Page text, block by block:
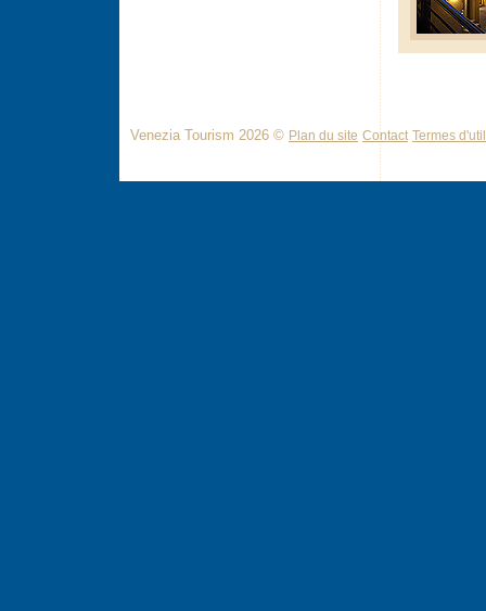
Venezia Tourism 2026 © Plan du site Contact Termes